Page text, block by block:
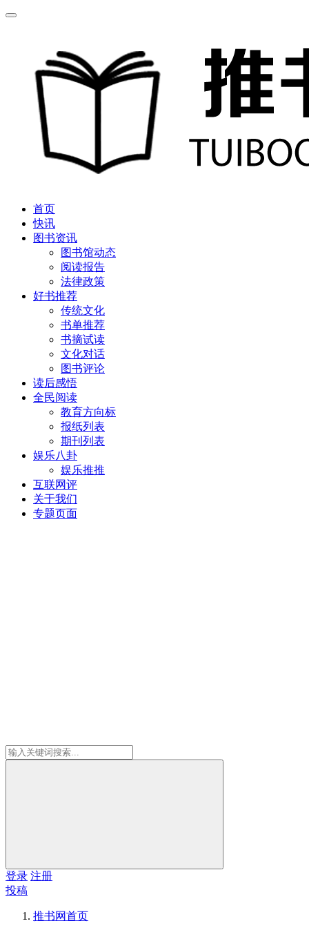
首页
快讯
图书资讯
图书馆动态
阅读报告
法律政策
好书推荐
传统文化
书单推荐
书摘试读
文化对话
图书评论
读后感悟
全民阅读
教育方向标
报纸列表
期刊列表
娱乐八卦
娱乐推推
互联网评
关于我们
专题页面
登录 注册
投稿
推书网首页